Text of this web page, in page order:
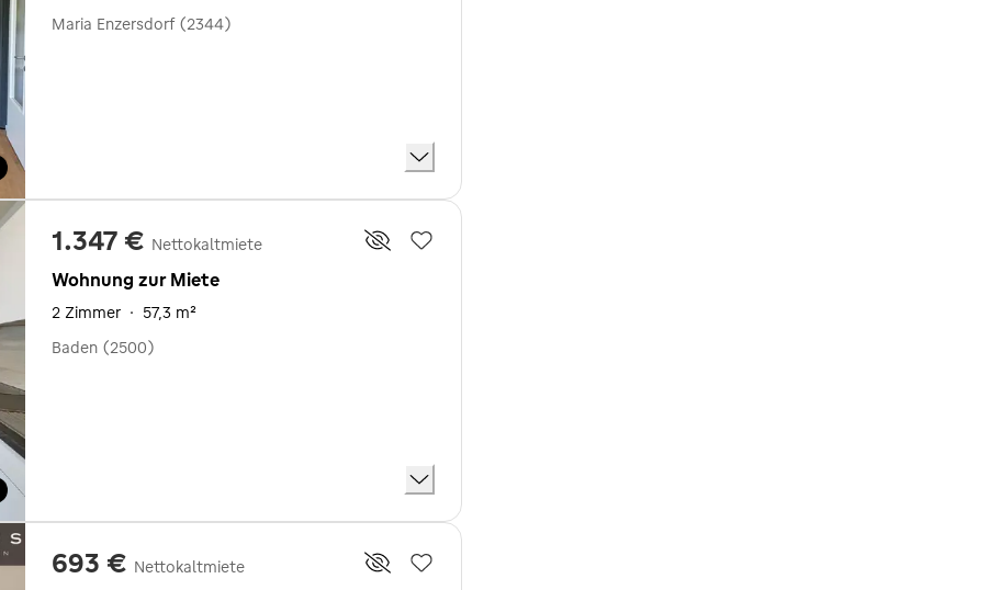
Maria Enzersdorf (2344)
1.347 € Nettokaltmiete
Wohnung zur Miete
2 Zimmer · 57,3 m²
Baden (2500)
693 € Nettokaltmiete